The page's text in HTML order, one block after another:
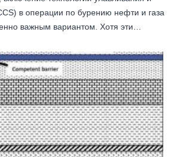
в операции по бурению нефти и газа
важным вариантом. Хотя эти…